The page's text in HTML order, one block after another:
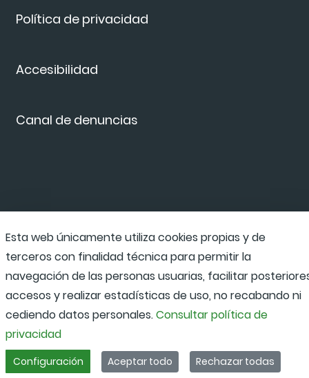
Política de privacidad
Accesibilidad
Canal de denuncias
Esta web únicamente utiliza cookies propias y de
terceros con finalidad técnica para permitir la
navegación de las personas usuarias, facilitar
accesos y realizar estadísticas de uso, no recabando ni
cediendo datos personales.Consultar política de
privacidad
Configuración Aceptar todo Rechazar todas